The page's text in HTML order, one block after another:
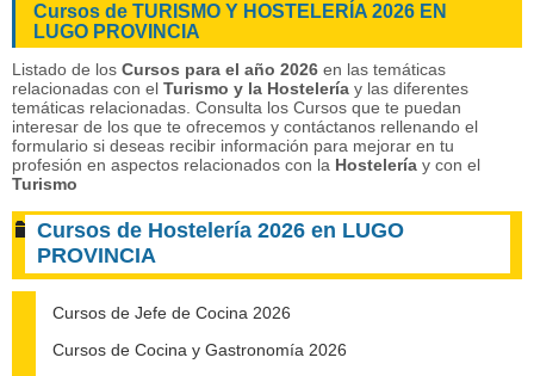
Cursos de TURISMO Y HOSTELERÍA 2026 EN
LUGO PROVINCIA
Listado de los Cursos para el año 2026 en las temáticas
relacionadas con el Turismo y la Hostelería y las diferentes
temáticas relacionadas. Consulta los Cursos que te puedan
interesar de los que te ofrecemos y contáctanos rellenando el
formulario si deseas recibir información para mejorar en tu
profesión en aspectos relacionados con la Hostelería y con el
Turismo
Cursos de Hostelería 2026 en LUGO
PROVINCIA
Cursos de Jefe de Cocina 2026
Cursos de Cocina y Gastronomía 2026